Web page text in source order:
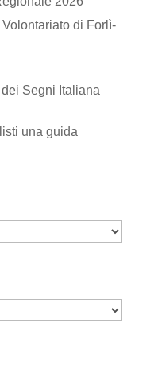
di Forlì-
Segni Italiana
una guida